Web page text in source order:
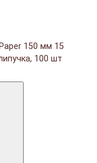
150 мм 15
100 шт